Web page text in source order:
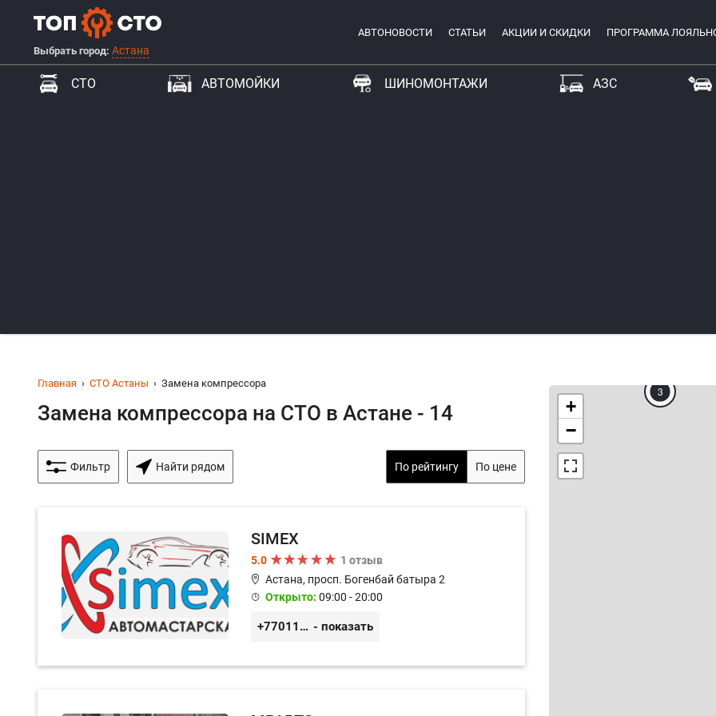
Выбрать город: Астана
АВТОНОВОСТИ СТАТЬИ АКЦИИ И СКИДКИ ПРОГРАММА
СТО АВТОМОЙКИ ШИНОМОНТАЖИ АЗС
Главная СТО Астаны Замена компрессора
Замена компрессора на СТО в Астане - 14
Фильтр Найти рядом По рейтингу По цене
SIMEX
5.0
1 отзыв
Астана, просп. Богенбай батыра 2
Открыто: 09:00 - 20:00
+77011248780 - показать
3
+
−